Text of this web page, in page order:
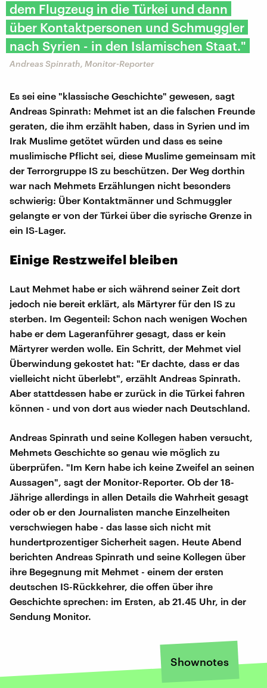
dem Flugzeug in die Türkei und dann
über Kontaktpersonen und Schmuggler
nach Syrien - in den Islamischen Staat."
Andreas Spinrath, Monitor-Reporter
Es sei eine "klassische Geschichte" gewesen, sagt
Andreas Spinrath: Mehmet ist an die falschen Freunde
geraten, die ihm erzählt haben, dass in Syrien und im
Irak Muslime getötet würden und dass es seine
muslimische Pflicht sei, diese Muslime gemeinsam mit
der Terrorgruppe IS zu beschützen. Der Weg dorthin
war nach Mehmets Erzählungen nicht besonders
schwierig: Über Kontaktmänner und Schmuggler
gelangte er von der Türkei über die syrische Grenze in
ein IS-Lager.
Einige Restzweifel bleiben
Laut Mehmet habe er sich während seiner Zeit dort
jedoch nie bereit erklärt, als Märtyrer für den IS zu
sterben. Im Gegenteil: Schon nach wenigen Wochen
habe er dem Lageranführer gesagt, dass er kein
Märtyrer werden wolle. Ein Schritt, der Mehmet viel
Überwindung gekostet hat: "Er dachte, dass er das
vielleicht nicht überlebt", erzählt Andreas Spinrath.
Aber stattdessen habe er zurück in die Türkei fahren
können - und von dort aus wieder nach Deutschland.
Andreas Spinrath und seine Kollegen haben versucht,
Mehmets Geschichte so genau wie möglich zu
überprüfen. "Im Kern habe ich keine Zweifel an seinen
Aussagen", sagt der Monitor-Reporter. Ob der 18-
Jährige allerdings in allen Details die Wahrheit gesagt
oder ob er den Journalisten manche Einzelheiten
verschwiegen habe - das lasse sich nicht mit
hundertprozentiger Sicherheit sagen. Heute Abend
berichten Andreas Spinrath und seine Kollegen über
ihre Begegnung mit Mehmet - einem der ersten
deutschen IS-Rückkehrer, die offen über ihre
Geschichte sprechen: im Ersten, ab 21.45 Uhr, in der
Sendung Monitor.
Shownotes